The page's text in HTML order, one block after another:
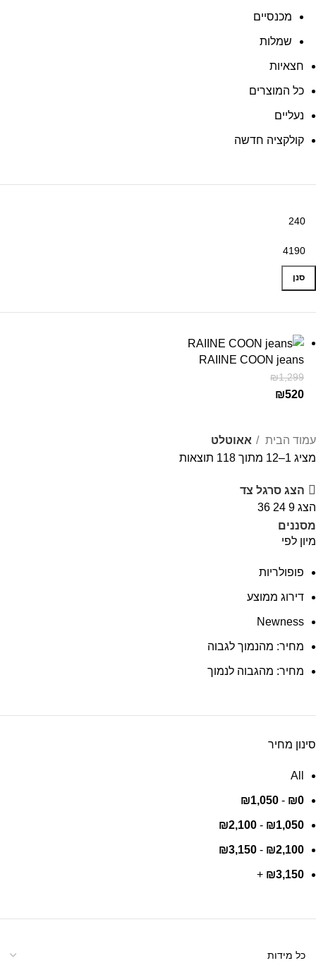
מכנסיים
שמלות
חצאיות
כל המוצרים
נעליים
קולקציה חדשה
מחיר
מינימלי
מחיר
מקסימלי
סנן
RAIINE COON jeans
₪1,299
₪520
עמוד הבית
אאוטלט
מציג 1–12 מתוך 118 תוצאות
ממוין
הצג סרגל צד
הצג 9
24
36
מסננים
מיון לפי
פופולריות
דירוג ממוצע
Newness
מחיר: מהנמוך לגבוה
מחיר: מהגבוה לנמוך
סינון מחיר
All
₪0
-
₪1,050
₪1,050
-
₪2,100
₪2,100
-
₪3,150
₪3,150
+